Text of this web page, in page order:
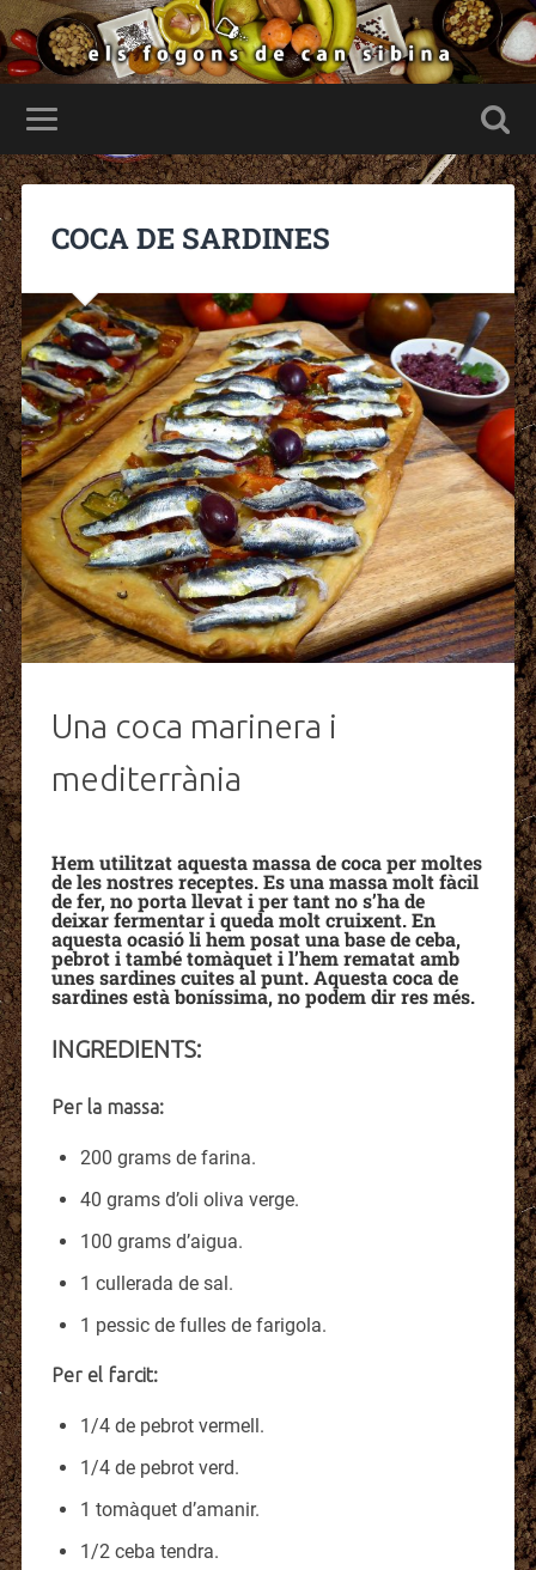
COCA DE SARDINES
Una coca marinera i
mediterrània
Hem utilitzat aquesta massa de coca per moltes
de les nostres receptes. Es una massa molt fàcil
de fer, no porta llevat i per tant no s’ha de
deixar fermentar i queda molt cruixent. En
aquesta ocasió li hem posat una base de ceba,
pebrot i també tomàquet i l’hem rematat amb
unes sardines cuites al punt. Aquesta coca de
sardines està boníssima, no podem dir res més.
INGREDIENTS:
Per la massa:
200 grams de farina.
40 grams d’oli oliva verge.
100 grams d’aigua.
1 cullerada de sal.
1 pessic de fulles de farigola.
Per el farcit:
1/4 de pebrot vermell.
1/4 de pebrot verd.
1 tomàquet d’amanir.
1/2 ceba tendra.